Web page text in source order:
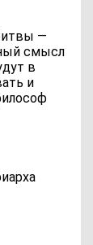
—
смысл
в
и